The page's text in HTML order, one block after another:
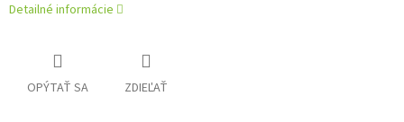
Detailné informácie
OPÝTAŤ SA ZDIEĽAŤ